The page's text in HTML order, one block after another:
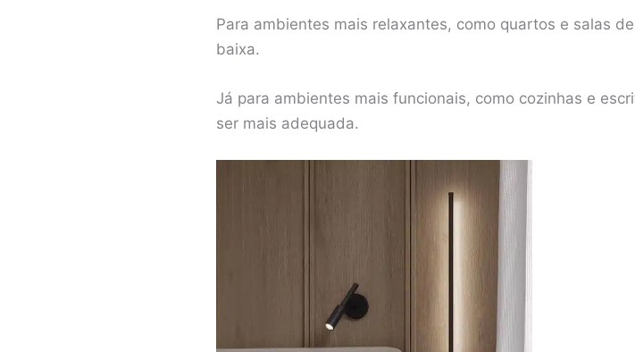
Para ambientes mais relaxantes, como quartos e salas
baixa.
Já para ambientes mais funcionais, como cozinhas e
ser mais adequada.